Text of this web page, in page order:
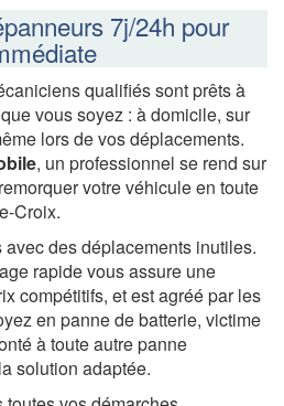
7j/24h pour
qualifiés sont prêts à
vous soyez : à domicile, sur
lors de vos déplacements.
, un professionnel se rend sur
votre véhicule en toute
Croix.
des déplacements inutiles.
rapide vous assure une
compétitifs, et est agréé par les
en panne de batterie, victime
à toute autre panne
solution adaptée.